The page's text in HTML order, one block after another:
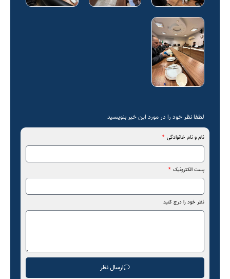
لطفا نظر خود را در مورد این خبر بنویسید
نام و نام خانوادگی
پست الکترونیک
نظر خود را درج کنید
ارسال نظر